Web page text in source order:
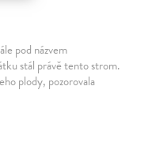
pod názvem
stál právě tento strom.
plody, pozorovala